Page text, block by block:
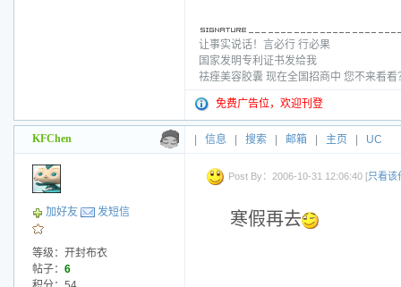
让事实说话！言必行 行必果
国家发明专利证书发给我
祛痤美容胶囊 现在全国招商中 您不来看
免费广告位，欢迎刊登
KFChen 信息 搜索 邮箱 主页 UC
加好友 发短信
等级：开封布衣
帖子： 6
Post By：2006-10-31 12:06:40 [只看该
寒假再去